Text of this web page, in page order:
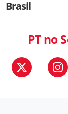
Brasil
PT no